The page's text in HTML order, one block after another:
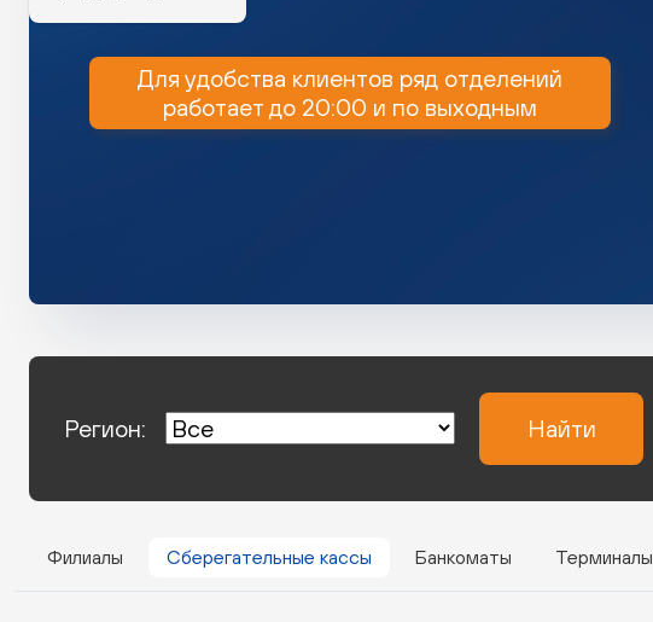
Для удобства клиентов ряд отделений
работает до 20:00 и по выходным
Регион: Найти
Филиалы Сберегательные кассы Банкоматы Терминалы